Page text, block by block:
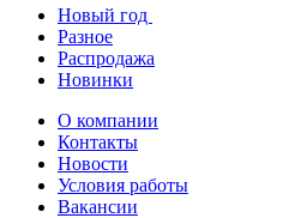
Новый год
Разное
Распродажа
Новинки
О компании
Контакты
Новости
Условия работы
Вакансии